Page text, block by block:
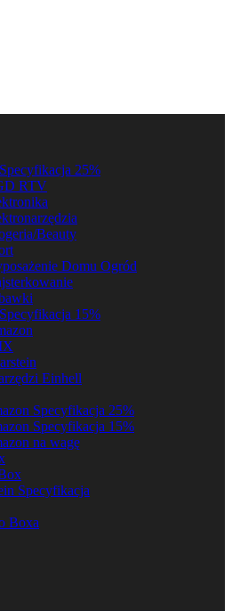
25%
RTV
Beauty
Domu Ogród
15%
Einhell
Specyfikacja 25%
Specyfikacja 15%
na wagę
Specyfikacja
Boxa